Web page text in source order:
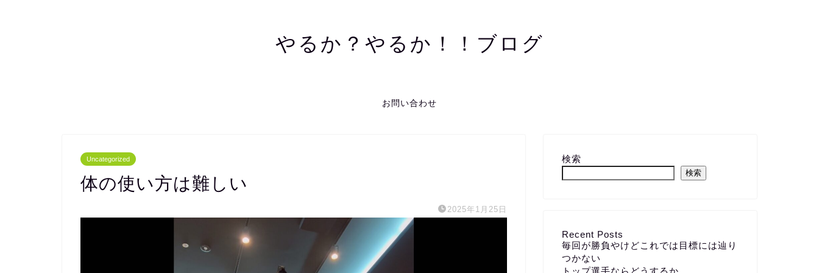
やるか？やるか！！ブログ
お問い合わせ
Uncategorized
体の使い方は難しい
2025年1月25日
検索
検索
Recent Posts
毎回が勝負やけどこれでは目標には辿り
つかない
トップ選手ならどうするか